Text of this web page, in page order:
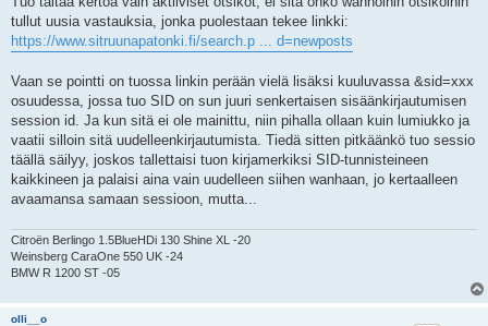
tullut uusia vastauksia, jonka puolestaan tekee linkki:
https://www.sitruunapatonki.fi/search.p ... d=newposts
Vaan se pointti on tuossa linkin perään vielä lisäksi kuuluvassa &sid=xxx
osuudessa, jossa tuo SID on sun juuri senkertaisen sisäänkirjautumisen
session id. Ja kun sitä ei ole mainittu, niin pihalla ollaan kuin lumiukko ja
vaatii silloin sitä uudelleenkirjautumista. Tiedä sitten pitkäänkö tuo sessio
täällä säilyy, joskos tallettaisi tuon kirjamerkiksi SID-tunnisteineen
kaikkineen ja palaisi aina vain uudelleen siihen wanhaan, jo kertaalleen
avaamansa samaan sessioon, mutta...
Citroën Berlingo 1.5BlueHDi 130 Shine XL -20
Weinsberg CaraOne 550 UK -24
BMW R 1200 ST -05
olli__o